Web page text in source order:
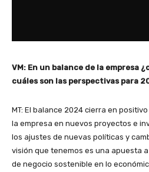
VM: En un balance de la empresa
cuáles son las perspectivas para
MT: El balance 2024 cierra en
la empresa en nuevos proyectos e
los ajustes de nuevas políticas y
visión que tenemos es una apuesta
de negocio sostenible en lo